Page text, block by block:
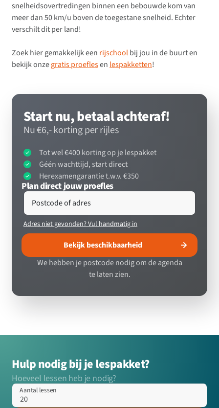
snelheidsovertredingen binnen een bebouwde kom van
meer dan 50 km/u boven de toegestane snelheid. Echter
verschilt dit per land!
Zoek hier gemakkelijk een rijschoolbij jou in de buurt en
bekijk onzegratis proeflesen lespakketten!
Start nu, betaal achteraf!
Nu €6,- korting per rijles
Tot wel €400 korting op je lespakket
Géén wachttijd, start direct
Herexamengarantie t.w.v. €350
Plan direct jouw proefles
Postcode of adres
Adres niet gevonden? Vul handmatig in
Bekijk beschikbaarheid
We hebben je postcode nodig om de agenda
te laten zien.
Hulp nodig bij je lespakket?
Hoeveel lessen heb je nodig?
Aantal lessen